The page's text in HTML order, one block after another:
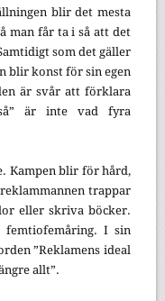
blir det mesta
man får ta i så att det
som det gäller
blir konst för sin egen
är svår att förklara
är inte vad fyra
Kampen blir för hård,
trappar
eller skriva böcker.
femtiofemåring. I sin
”Reklamens ideal
allt”.